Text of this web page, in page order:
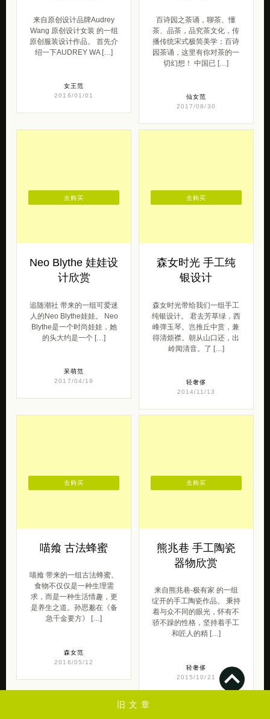
旧文章
来自原创设计品牌Audrey
Wang 原创设计女装 的一组
原创服装设计作品。 首先介
绍一下AUDREY WA […]
女王范
2016/01/01
百诗园之茶诵，聊茶、懂
茶、品茶，品究茶文化，传
播传统宋式极简美学；百诗
园茶诵，这里有你对茶的一
切幻想！ 中国已 […]
仙女范
2017/08/30
Neo Blythe 娃娃设
计欣赏
追随潮社 带来的一组可爱迷
人的Neo Blythe娃娃。 Neo
Blythe是一个时尚娃娃，她
的头大约是一个 […]
呆萌范
2017/04/19
去购买
森女时光 手工纯
银设计
森女时光带给我们一组手工
纯银设计。 君去芳草绿，西
峰弹玉琴。岂推丘中赏，兼
得清烦襟。朝从山口还，出
岭闻清音。了 […]
轻奢侈
2014/11/13
去购买
喵飨 古法蜂蜜
喵飨 带来的一组古法蜂蜜。
食物不仅仅是一种生理需
求，而是一种生活情趣，更
是养生之道。孙思邈在《备
急千金要方》 […]
森女范
2016/05/12
去购买
熊兆巷 手工陶瓷
器物欣赏
来自熊兆巷-极有家 的一组
绽开的手工陶瓷作品。 秉持
着与众不同的眼光，怀有不
骄不躁的性格，坚持着手工
和匠人的精 […]
轻奢侈
2015/10/21
去购买